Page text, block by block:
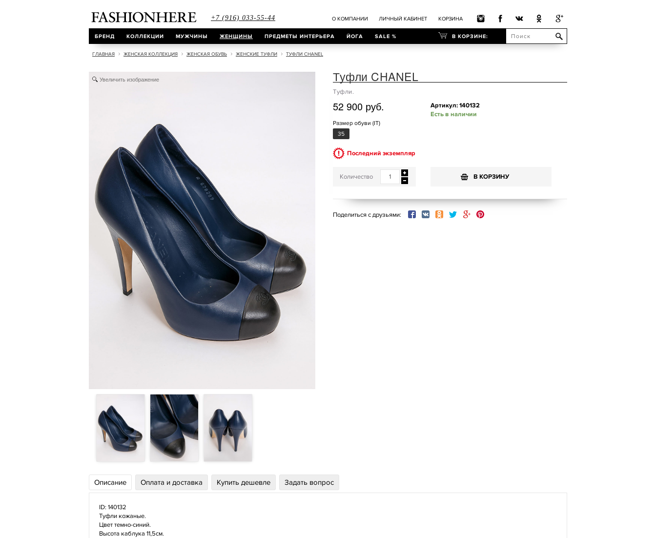
+7 (916) 033-55-44 О КОМПАНИИ ЛИЧНЫЙ КАБИНЕТ КОРЗИНА
В КОРЗИНЕ:
БРЕНД КОЛЛЕКЦИИ МУЖЧИНЫ ЖЕНЩИНЫ ПРЕДМЕТЫ ИНТЕРЬЕРА ЙОГА SALE %
ГЛАВНАЯ ЖЕНСКАЯ КОЛЛЕКЦИЯ ЖЕНСКАЯ ОБУВЬ ЖЕНСКИЕ ТУФЛИ ТУФЛИ CHANEL
Увеличить изображение Туфли CHANEL
Туфли.
52 900 руб.
Артикул: 140132
Есть в наличии
Размер обуви (IT)
35
Последний экземпляр
Количество В КОРЗИНУ
Поделиться с друзьями:
Описание Оплата и доставка Купить дешевле Задать вопрос
ID: 140132
Туфли кожаные.
Цвет темно-синий.
Высота каблука 11,5см.